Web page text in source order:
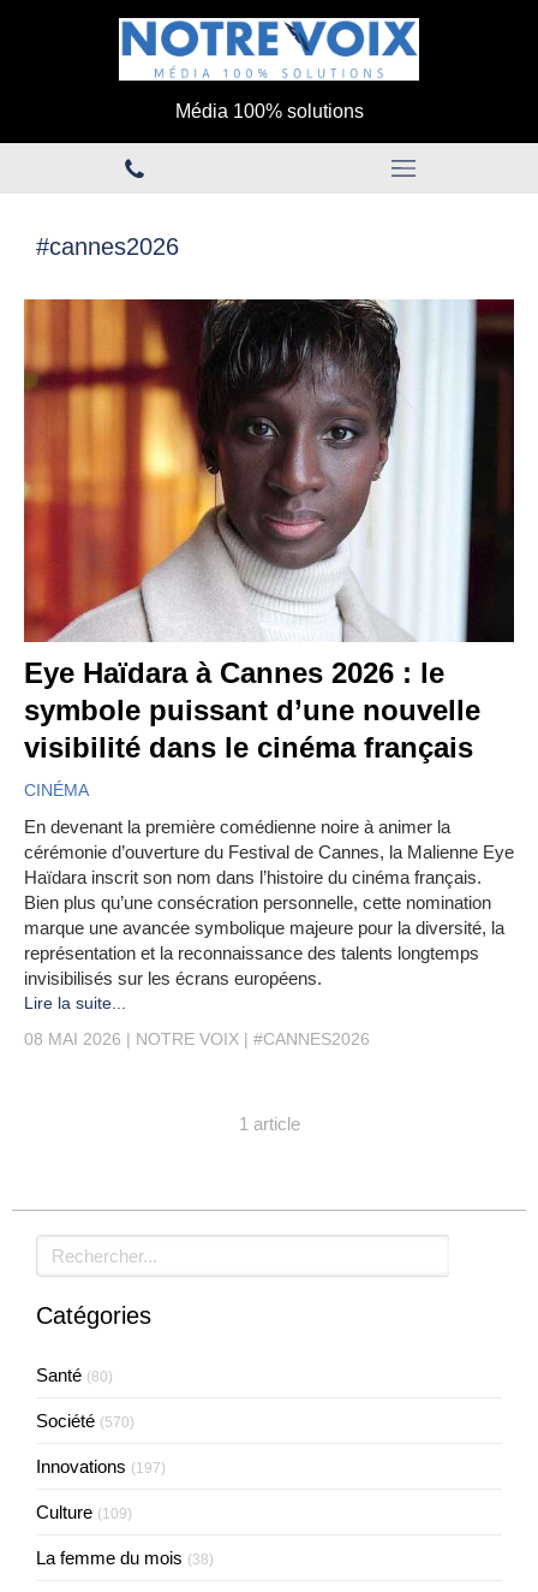
Média 100% solutions
#cannes2026
Eye Haïdara à Cannes 2026 : le
symbole puissant d’une nouvelle
visibilité dans le cinéma français
CINÉMA
En devenant la première comédienne noire à animer la
cérémonie d’ouverture du Festival de Cannes, la Malienne Eye
Haïdara inscrit son nom dans l’histoire du cinéma français.
Bien plus qu’une consécration personnelle, cette nomination
marque une avancée symbolique majeure pour la diversité, la
représentation et la reconnaissance des talents longtemps
invisibilisés sur les écrans européens.
Lire la suite...
08 MAI 2026
NOTRE VOIX #CANNES2026
1 article
Rechercher
Catégories
Santé (80)
Société (570)
Innovations (197)
Culture (109)
La femme du mois (38)